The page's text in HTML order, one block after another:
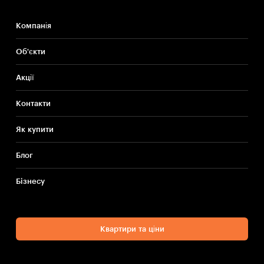
Компанія
Об'єкти
Акції
Контакти
Як купити
Блог
Бiзнесу
Квартири та ціни